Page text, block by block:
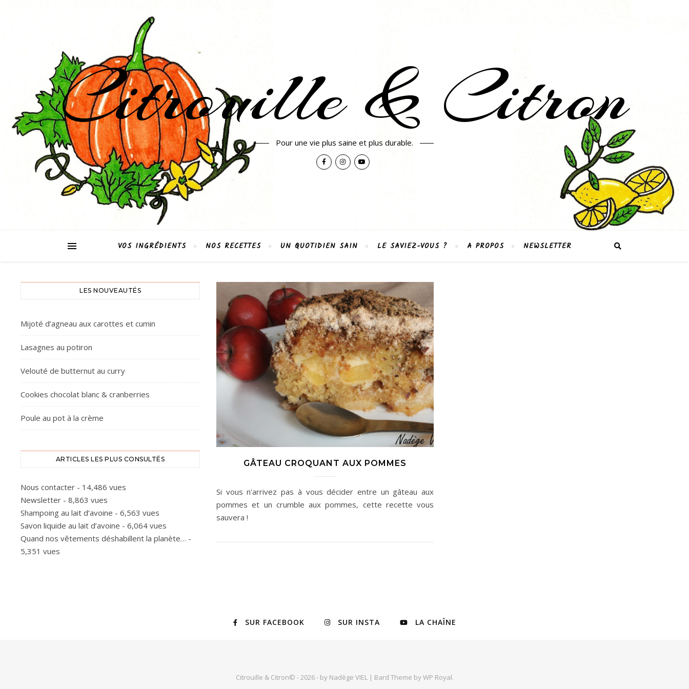
Citrouille & Citron
Pour une vie plus saine et plus durable.
VOS INGRÉDIENTS NOS RECETTES UN QUOTIDIEN SAIN LE SAVIEZ-VOUS ? A PROPOS NEWSLETTER
LES NOUVEAUTÉS
Mijoté d’agneau aux carottes et cumin
Lasagnes au potiron
Velouté de butternut au curry
Cookies chocolat blanc & cranberries
Poule au pot à la crème
ARTICLES LES PLUS CONSULTÉS
Nous contacter - 14,486 vues
Newsletter - 8,863 vues
Shampoing au lait d’avoine - 6,563 vues
Savon liquide au lait d’avoine - 6,064 vues
Quand nos vêtements déshabillent la planète… -
5,351 vues
GÂTEAU CROQUANT AUX POMMES
Si vous n'arrivez pas à vous décider entre un gâteau aux
pommes et un crumble aux pommes, cette recette vous
sauvera !
SUR FACEBOOK SUR INSTA LA CHAÎNE
Citrouille & Citron© - 2026 - by Nadège VIEL | Bard Theme byWP Royal.